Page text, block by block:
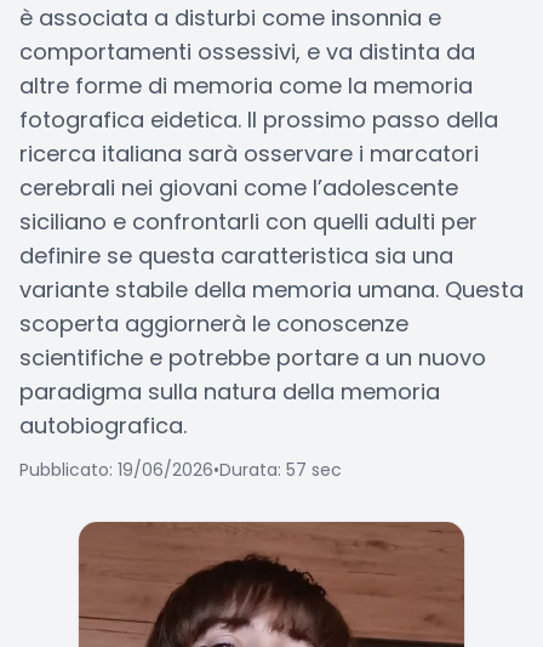
è associata a disturbi come insonnia e
comportamenti ossessivi, e va distinta da
altre forme di memoria come la memoria
fotografica eidetica. Il prossimo passo della
ricerca italiana sarà osservare i marcatori
cerebrali nei giovani come l’adolescente
siciliano e confrontarli con quelli adulti per
definire se questa caratteristica sia una
variante stabile della memoria umana. Questa
scoperta aggiornerà le conoscenze
scientifiche e potrebbe portare a un nuovo
paradigma sulla natura della memoria
autobiografica.
Pubblicato: 19/06/2026•Durata: 57 sec